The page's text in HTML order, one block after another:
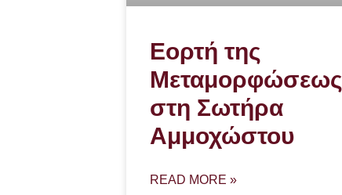
Εορτή της
Μεταμορφώσεως
στη Σωτήρα
Αμμοχώστου
READ MORE »